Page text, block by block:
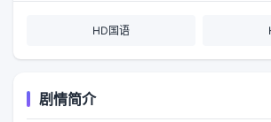
HD国语
剧情简介